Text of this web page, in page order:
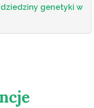
genetyki w